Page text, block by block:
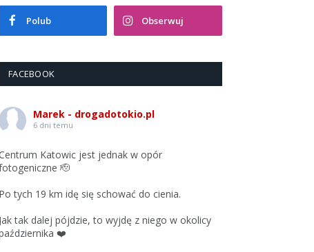
Polub Obserwuj
FACEBOOK
Marek - drogadotokio.pl
6 dni temu
Katowic jest jednak w opór
🫡
Po tych 19 km idę się schować do cienia.
Jak tak dalej pójdzie, to wyjdę z niego w okolicy
❤️